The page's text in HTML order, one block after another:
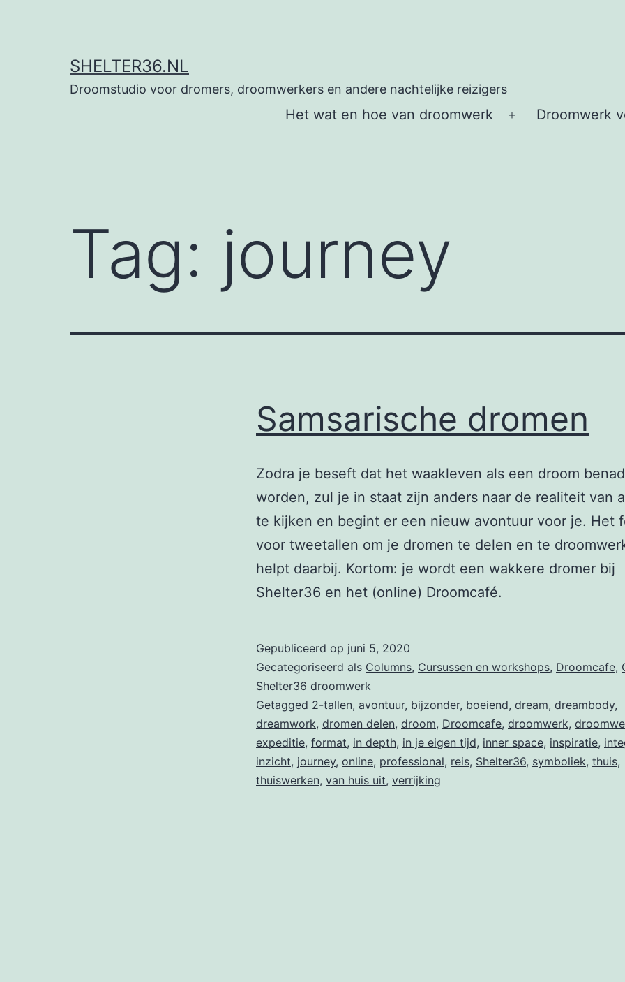
SHELTER36.NL
Droomstudio voor dromers, droomwerkers en andere nachtelijke reizigers
Het wat en hoe van droomwerk
Open
Droomwerk
Tag: journey
Samsarische dromen
Zodra je beseft dat het waakleven als een droom
worden, zul je in staat zijn anders naar de realiteit van
te kijken en begint er een nieuw avontuur voor je. Het
voor tweetallen om je dromen te delen en te
helpt daarbij. Kortom: je wordt een wakkere dromer bij
Shelter36 en het (online) Droomcafé.
Gepubliceerd op juni 5, 2020
Gecategoriseerd als Columns, Cursussen en workshops, Droomcafe,
Shelter36 droomwerk
Getagged 2-tallen, avontuur, bijzonder, boeiend, dream, dreambody,
dreamwork, dromen delen, droom, Droomcafe, droomwerk,
expeditie, format, in depth, in je eigen tijd, inner space, inspiratie,
inzicht, journey, online, professional, reis, Shelter36, symboliek, thuis,
thuiswerken, van huis uit, verrijking